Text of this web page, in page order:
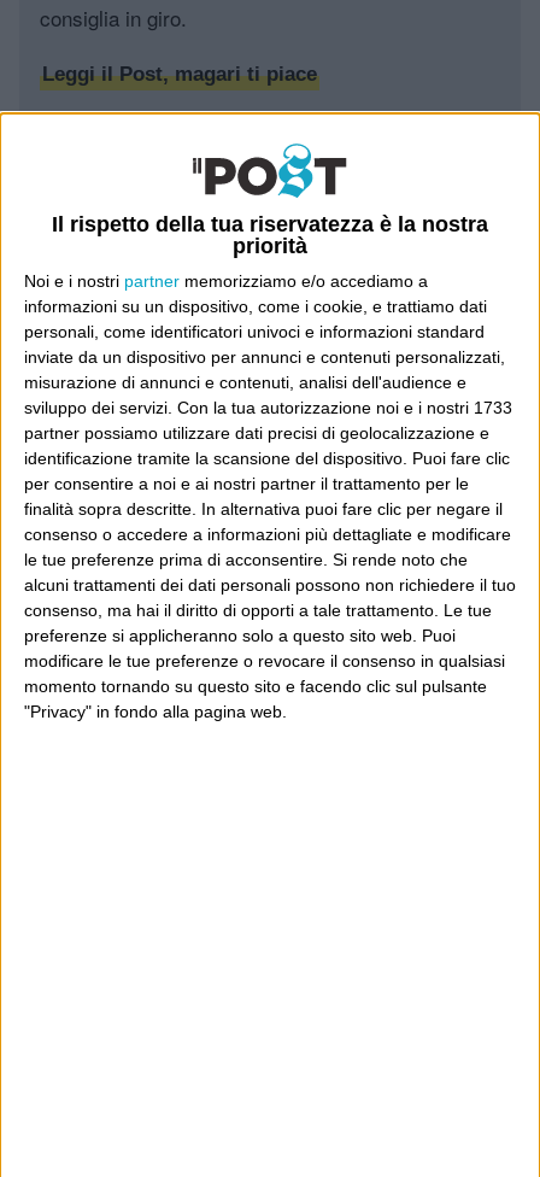
Il rispetto della tua riservatezza è la nostra
priorità
Noi e i nostri partner memorizziamo e/o accediamo a
informazioni su un dispositivo, come i cookie, e trattiamo dati
personali, come identificatori univoci e informazioni standard
inviate da un dispositivo per annunci e contenuti personalizzati,
misurazione di annunci e contenuti, analisi dell'audience e
sviluppo dei servizi. Con la tua autorizzazione noi e i nostri 1733
partner possiamo utilizzare dati precisi di geolocalizzazione e
identificazione tramite la scansione del dispositivo. Puoi fare clic
per consentire a noi e ai nostri partner il trattamento per le
finalità sopra descritte. In alternativa puoi fare clic per negare il
consenso o accedere a informazioni più dettagliate e modificare
le tue preferenze prima di acconsentire. Si rende noto che
alcuni trattamenti dei dati personali possono non richiedere il tuo
consenso, ma hai il diritto di opporti a tale trattamento. Le tue
preferenze si applicheranno solo a questo sito web. Puoi
modificare le tue preferenze o revocare il consenso in qualsiasi
momento tornando su questo sito e facendo clic sul pulsante
"Privacy" in fondo alla pagina web.
consiglia in giro.
Leggi il Post, magari ti piace
Wittgenstein
POST PRECEDENTE
Zuma
POST SUCCESSIVO
Ok Computer
E per i regali di Natale